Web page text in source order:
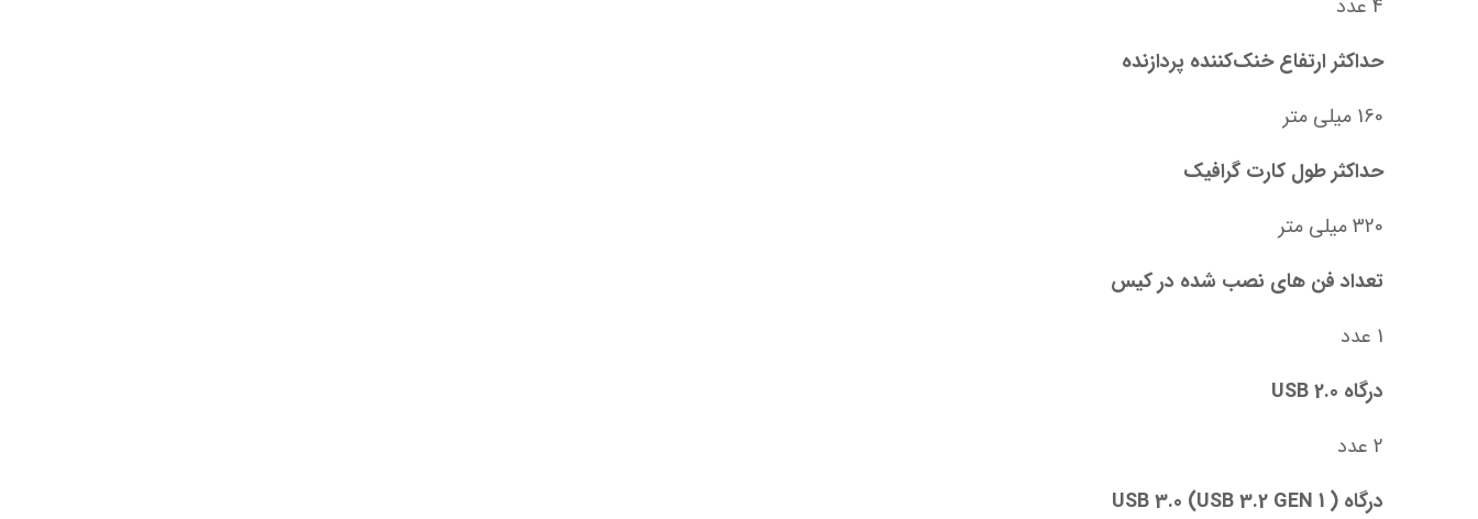
4 عدد
حداکثر ارتفاع خنک‌کننده پردازنده
160 میلی متر
حداکثر طول کارت گرافیک
320 میلی متر
تعداد فن های نصب شده در کیس
1 عدد
درگاه USB 2.0
2 عدد
درگاه USB 3.0 (USB 3.2 GEN 1 )